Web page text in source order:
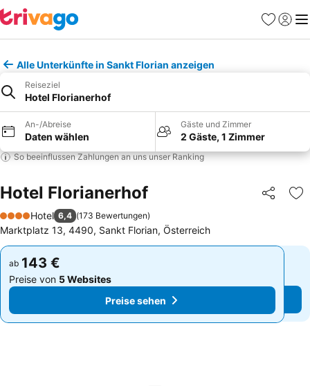
Favoriten
Alle Unterkünfte in Sankt Florian anzeigen
Reiseziel
Hotel Florianerhof
An-/Abreise
Daten wählen
Gäste und Zimmer
2 Gäste, 1 Zimmer
So beeinflussen Zahlungen an uns unser Ranking
Hotel Florianerhof Teilen
4 Sterne
Hotel 6,4 (173 Bewertungen)
Marktplatz 13, 4490, Sankt Florian, Österreich
ab 143 €
Preise von 5 Websites
Preise sehen
ab 143 €
Preise von 5 Websites
Preise sehen